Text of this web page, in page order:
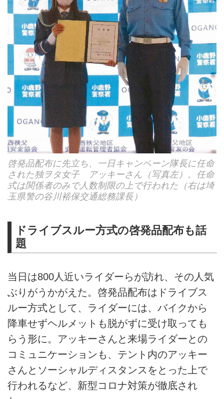
啓発品配布に先立ち、一日キャンペーン隊長に任命
された独ヲタ女子 アッキーさん（写真左）。任命
式は関係者のみで人数制限の上で行われた（右は埼
玉県警の谷川裕保交通総務課長）
ドライブスルー方式の啓発品配布も話
題
当日は800人近いライダーらが訪れ、その人気
ぶりがうかがえた。啓発品配布はドライブス
ルー方式として、ライダーには、バイクから
降車せずヘルメットも脱がずに受け取っても
らう形に。アッキーさんと来場ライダーとの
コミュニケーションも、テント内のアッキー
さんとソーシャルディスタンスをとった上で
行われるなど、新型コロナ対策が徹底され